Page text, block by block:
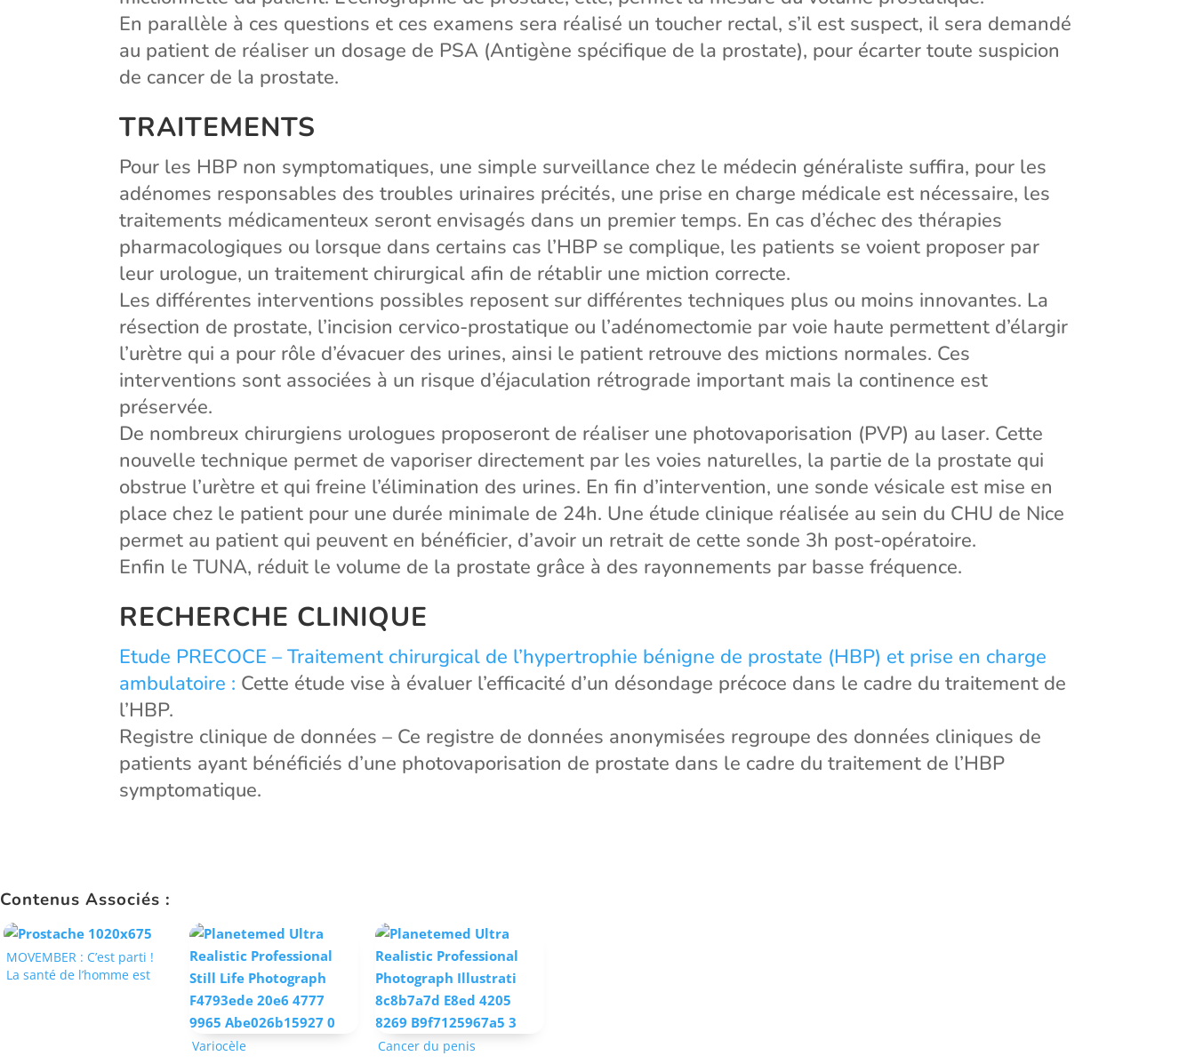
En parallèle à ces questions et ces examens sera réalisé un toucher rectal, s’il est suspect, il sera demandé
au patient de réaliser un dosage de PSA (Antigène spécifique de la prostate), pour écarter toute suspicion
de cancer de la prostate.
TRAITEMENTS
Pour les HBP non symptomatiques, une simple surveillance chez le médecin généraliste suffira, pour les
adénomes responsables des troubles urinaires précités, une prise en charge médicale est nécessaire, les
traitements médicamenteux seront envisagés dans un premier temps. En cas d’échec des thérapies
pharmacologiques ou lorsque dans certains cas l’HBP se complique, les patients se voient proposer par
leur urologue, un traitement chirurgical afin de rétablir une miction correcte.
Les différentes interventions possibles reposent sur différentes techniques plus ou moins innovantes. La
résection de prostate, l’incision cervico-prostatique ou l’adénomectomie par voie haute permettent d’élargir
l’urètre qui a pour rôle d’évacuer des urines, ainsi le patient retrouve des mictions normales. Ces
interventions sont associées à un risque d’éjaculation rétrograde important mais la continence est
préservée.
De nombreux chirurgiens urologues proposeront de réaliser une photovaporisation (PVP) au laser. Cette
nouvelle technique permet de vaporiser directement par les voies naturelles, la partie de la prostate qui
obstrue l’urètre et qui freine l’élimination des urines. En fin d’intervention, une sonde vésicale est mise en
place chez le patient pour une durée minimale de 24h. Une étude clinique réalisée au sein du CHU de Nice
permet au patient qui peuvent en bénéficier, d’avoir un retrait de cette sonde 3h post-opératoire.
Enfin le TUNA, réduit le volume de la prostate grâce à des rayonnements par basse fréquence.
RECHERCHE CLINIQUE
Etude PRECOCE – Traitement chirurgical de l’hypertrophie bénigne de prostate (HBP) et prise en charge
ambulatoire : Cette étude vise à évaluer l’efficacité d’un désondage précoce dans le cadre du traitement de
l’HBP.
Registre clinique de données – Ce registre de données anonymisées regroupe des données cliniques de
patients ayant bénéficiés d’une photovaporisation de prostate dans le cadre du traitement de l’HBP
symptomatique.
Contenus Associés :
MOVEMBER : C’est parti !
La santé de l’homme est
Variocèle Cancer du penis